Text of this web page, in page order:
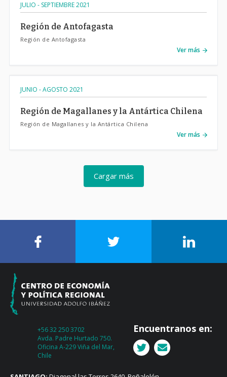
JULIO - SEPTIEMBRE 2021
Región de Antofagasta
Región de Antofagasta
Ver más
JUNIO - AGOSTO 2021
Región de Magallanes y la Antártica Chilena
Región de Magallanes y la Antártica Chilena
Ver más
Cargar más
+56 32 250 3702
Avda. Padre Hurtado 750.
Oficina A-229 Viña del Mar,
Chile
Encuentranos en: